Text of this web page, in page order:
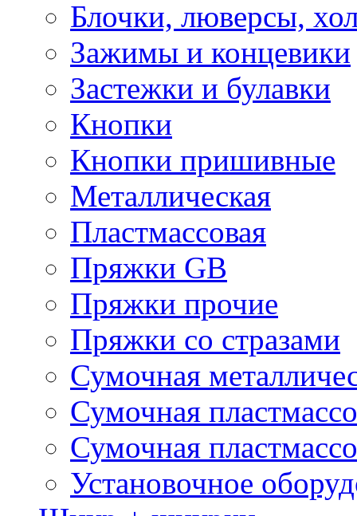
Блочки, люверсы,
Зажимы и концевики
Застежки и булавки
Кнопки
Кнопки пришивные
Металлическая
Пластмассовая
Пряжки GB
Пряжки прочие
Пряжки со стразами
Сумочная
Сумочная
Сумочная
Установочное